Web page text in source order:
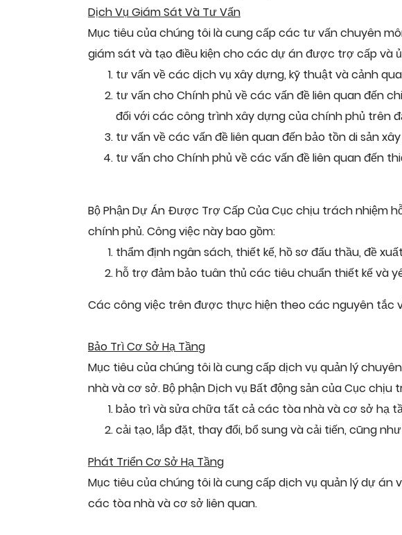
Dịch Vụ Giám Sát Và Tư Vấn
Mục tiêu của chúng tôi là cung cấp các tư vấn chuyên
giám sát và tạo điều kiện cho các dự án được trợ cấp và
tư vấn về các dịch vụ xây dựng, kỹ thuật và cảnh
tư vấn cho Chính phủ về các vấn đề liên quan đến
đối với các công trình xây dựng của chính phủ trên
tư vấn về các vấn đề liên quan đến bảo tồn di sản
tư vấn cho Chính phủ về các vấn đề liên quan đến
Bộ Phận Dự Án Được Trợ Cấp Của Cục chịu trách
chính phủ. Công việc này bao gồm:
thẩm định ngân sách, thiết kế, hồ sơ đấu thầu, đề
hỗ trợ đảm bảo tuân thủ các tiêu chuẩn thiết kế và
Các công việc trên được thực hiện theo các nguyên tắc
Bảo Trì Cơ Sở Hạ Tầng
Mục tiêu của chúng tôi là cung cấp dịch vụ quản lý
nhà và cơ sở. Bộ phận Dịch vụ Bất động sản của Cục
bảo trì và sửa chữa tất cả các tòa nhà và cơ sở hạ
cải tạo, lắp đặt, thay đổi, bổ sung và cải tiến, cũng
Phát Triển Cơ Sở Hạ Tầng
Mục tiêu của chúng tôi là cung cấp dịch vụ quản lý dự án
các tòa nhà và cơ sở liên quan.